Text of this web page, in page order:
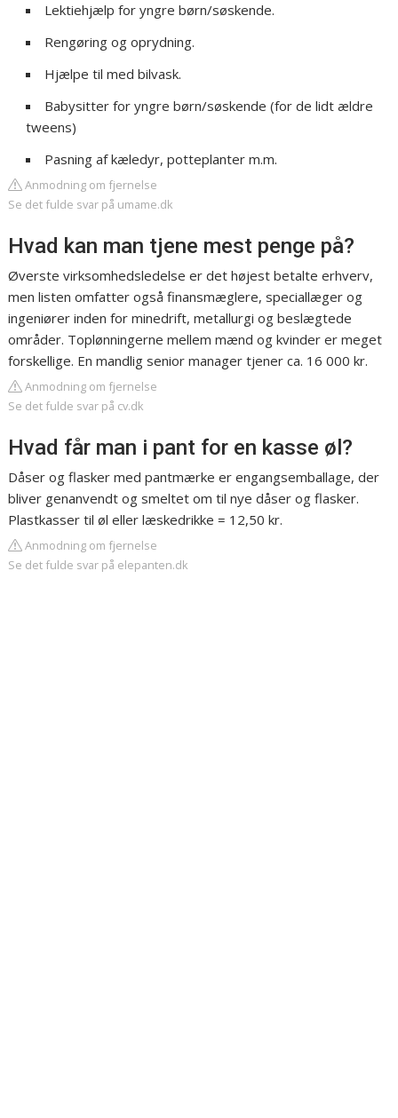
Lektiehjælp for yngre børn/søskende.
Rengøring og oprydning.
Hjælpe til med bilvask.
Babysitter for yngre børn/søskende (for de lidt ældre
tweens)
Pasning af kæledyr, potteplanter m.m.
Anmodning om fjernelse
Se det fulde svar på umame.dk
Hvad kan man tjene mest penge på?
Øverste virksomhedsledelse er det højest betalte erhverv,
men listen omfatter også finansmæglere, speciallæger og
ingeniører inden for minedrift, metallurgi og beslægtede
områder. Toplønningerne mellem mænd og kvinder er meget
forskellige. En mandlig senior manager tjener ca. 16 000 kr.
Anmodning om fjernelse
Se det fulde svar på cv.dk
Hvad får man i pant for en kasse øl?
Dåser og flasker med pantmærke er engangsemballage, der
bliver genanvendt og smeltet om til nye dåser og flasker.
Plastkasser til øl eller læskedrikke = 12,50 kr.
Anmodning om fjernelse
Se det fulde svar på elepanten.dk